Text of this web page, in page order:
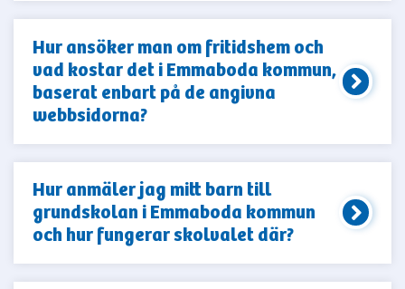
Hur ansöker man om fritidshem och
vad kostar det i Emmaboda kommun,
baserat enbart på de angivna
webbsidorna?
Hur anmäler jag mitt barn till
grundskolan i Emmaboda kommun
och hur fungerar skolvalet där?